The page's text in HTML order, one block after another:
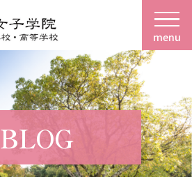
menu
BLOG